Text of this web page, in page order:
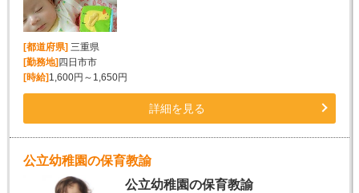
[都道府県]三重県
[勤務地]四日市市
[時給]1,600円～1,650円
詳細を見る
公立幼稚園の保育教諭
公立幼稚園の保育教諭